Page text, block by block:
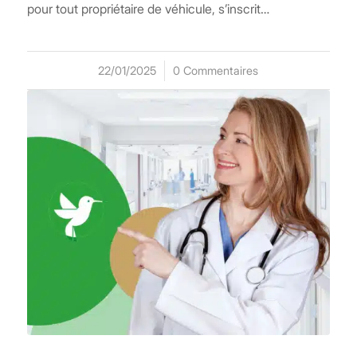
pour tout propriétaire de véhicule, s’inscrit…
22/01/2025
/ 0 Commentaires